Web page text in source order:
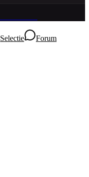
Selectie Forum